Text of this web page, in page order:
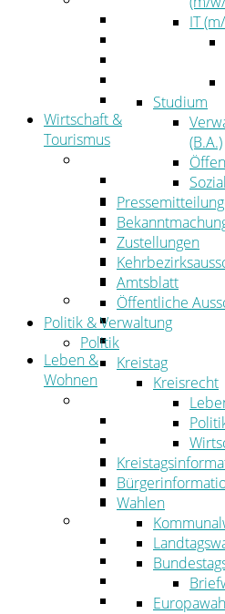
Der Landrat
Zahlen, Daten,
Wirtschaft &
Tourismus
Mobilfunk &
Straßen- und
Landwirtschaft
Tourismus
Freizeit und
Veranstaltungen
Leben &
Wohnen
Migration
Schulen,
Soziales
Gesundheit
Jugend, Familie
Bauen und
Abfall
Umwelt
IT
Studium
(B.A.)
Zustellungen
Amtsblatt
Öffentliche
Politik & Verwaltung
Politik
Kreistag
Kreisrecht
Wahlen